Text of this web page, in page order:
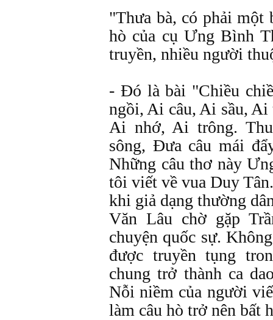
"Thưa bà, có phải một
hò của cụ Ưng Bình
truyền, nhiều người
- Đó là bài "Chiều
ngồi, Ai câu, Ai sầu,
Ai nhớ, Ai trông.
sông, Đưa câu mái
Những câu thơ này
tôi viết về vua Duy
khi giả dạng thường
Văn Lâu chờ gặp
chuyện quốc sự.
được truyền tụng
chung trở thành ca
Nỗi niềm của người
làm câu hò trở nên